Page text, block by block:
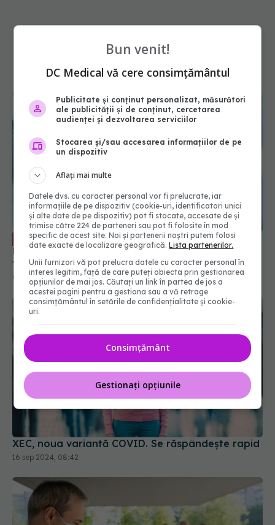
EXCLUSIV Doina Pleșca: Există o mare problemă
legată de vaccinare. Nu este obligatorie, dar
trebuie să ne sporim spiritul civic și să prezentăm
corect minusurile și plusurile fiecărui vaccin
03 oct 2023, 08:47
XEC, noua variantă COVID. Se răspândește rapid
16 sep 2024, 08:42
Bun venit!
DC Medical vă cere consimțământul
Publicitate și conținut personalizat, măsurători
ale publicității și de conținut, cercetarea
audienței și dezvoltarea serviciilor
Stocarea și/sau accesarea informațiilor de pe
un dispozitiv
Aflați mai multe
Datele dvs. cu caracter personal vor fi prelucrate, iar
informațiile de pe dispozitiv (cookie-uri, identificatori unici
și alte date de pe dispozitiv) pot fi stocate, accesate de și
trimise către 224 de parteneri sau pot fi folosite în mod
specific de acest site. Noi și partenerii noștri putem folosi
date exacte de localizare geografică.Lista partenerilor.
Unii furnizori vă pot prelucra datele cu caracter personal în
interes legitim, față de care puteți obiecta prin gestionarea
opțiunilor de mai jos. Căutați un link în partea de jos a
acestei pagini pentru a gestiona sau a vă retrage
consimțământul în setările de confidențialitate și cookie-
uri.
Consimțământ
Gestionați opțiunile